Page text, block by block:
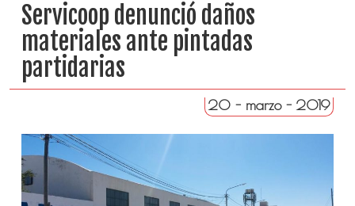
Servicoop denunció daños
materiales ante pintadas
partidarias
20 - marzo - 2019